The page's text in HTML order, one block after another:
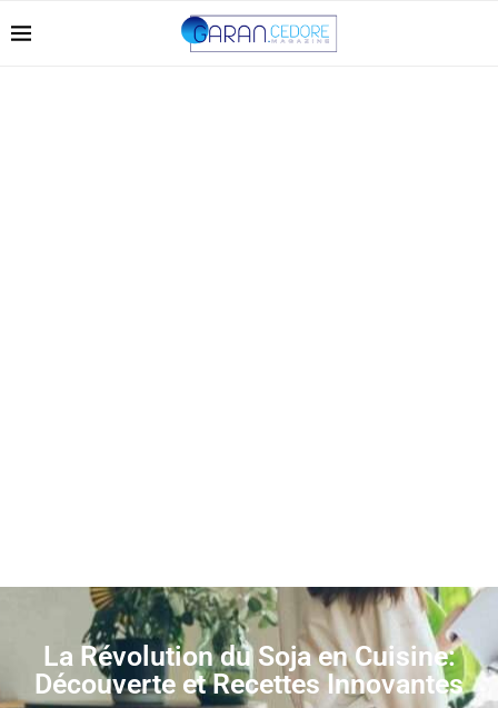
La Révolution du Soja en Cuisine:
Découverte et Recettes Innovantes